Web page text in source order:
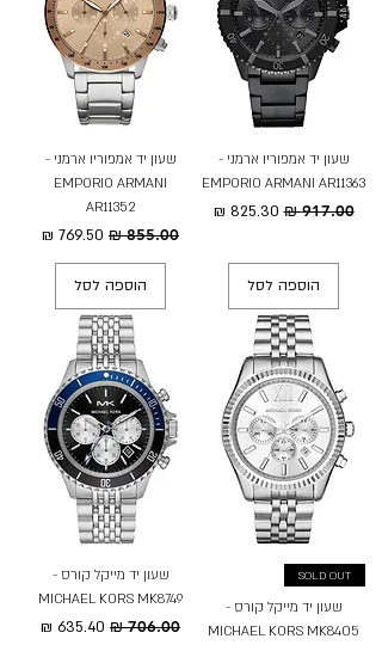
שעון יד אמפוריו ארמני -
EMPORIO ARMANI AR11363
מחיר רגיל‏917.00 ‏₪ מחיר מבצע
הוספה לסל
שעון יד אמפוריו ארמני -
EMPORIO ARMANI
AR11352
מחיר רגיל מחיר מבצע
הוספה לסל
SOLD OUT
שעון יד מייקל קורס -
MICHAEL KORS MK8405
שעון יד מייקל קורס -
MICHAEL KORS MK8749
מחיר רגיל מחיר מבצע